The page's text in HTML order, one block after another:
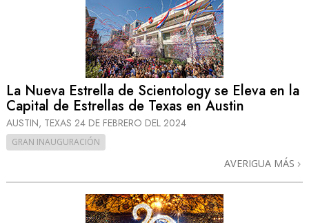
La Nueva Estrella de Scientology se Eleva en la
Capital de Estrellas de Texas en Austin
AUSTIN, TEXAS 24 DE FEBRERO DEL 2024
GRAN INAUGURACIÓN
AVERIGUA MÁS